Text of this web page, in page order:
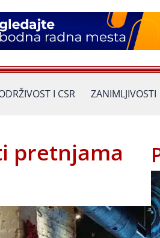
I CSR ZANIMLJIVOSTI
pretnjama